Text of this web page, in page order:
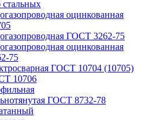
стальных
оцинкованная
ГОСТ 3262-75
оцинкованная
75
ГОСТ 10704 (10705)
10706
ГОСТ 8732-78